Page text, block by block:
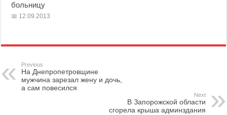
больницу
12.09.2013
Previous
На Днепропетровщине
мужчина зарезал жену и дочь,
а сам повесился
Next
В Запорожской области
сгорела крыша админздания